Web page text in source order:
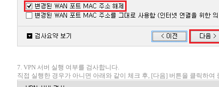
7. VPN 서버 실행 여부를 검사합니다.
직접 실행한 경우가 아니면 아래와 같이 체크 후, [다음] 버튼을 클릭하여